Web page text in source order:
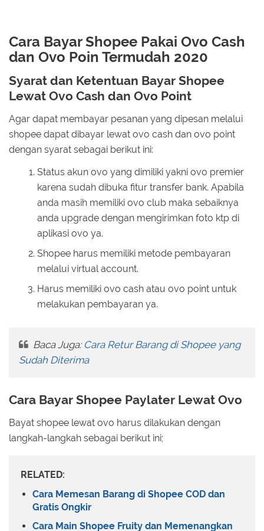
Cara Bayar Shopee Pakai Ovo Cash
dan Ovo Poin Termudah 2020
Syarat dan Ketentuan Bayar Shopee
Lewat Ovo Cash dan Ovo Point
Agar dapat membayar pesanan yang dipesan melalui
shopee dapat dibayar lewat ovo cash dan ovo point
dengan syarat sebagai berikut ini:
Status akun ovo yang dimiliki yakni ovo premier
karena sudah dibuka fitur transfer bank. Apabila
anda masih memiliki ovo club maka sebaiknya
anda upgrade dengan mengirimkan foto ktp di
aplikasi ovo ya.
Shopee harus memiliki metode pembayaran
melalui virtual account.
Harus memiliki ovo cash atau ovo point untuk
melakukan pembayaran ya.
Baca Juga: Cara Retur Barang di Shopee yang
Sudah Diterima
Cara Bayar Shopee Paylater Lewat Ovo
Bayat shopee lewat ovo harus dilakukan dengan
langkah-langkah sebagai berikut ini;
RELATED:
Cara Memesan Barang di Shopee COD dan
Gratis Ongkir
Cara Main Shopee Fruity dan Memenangkan